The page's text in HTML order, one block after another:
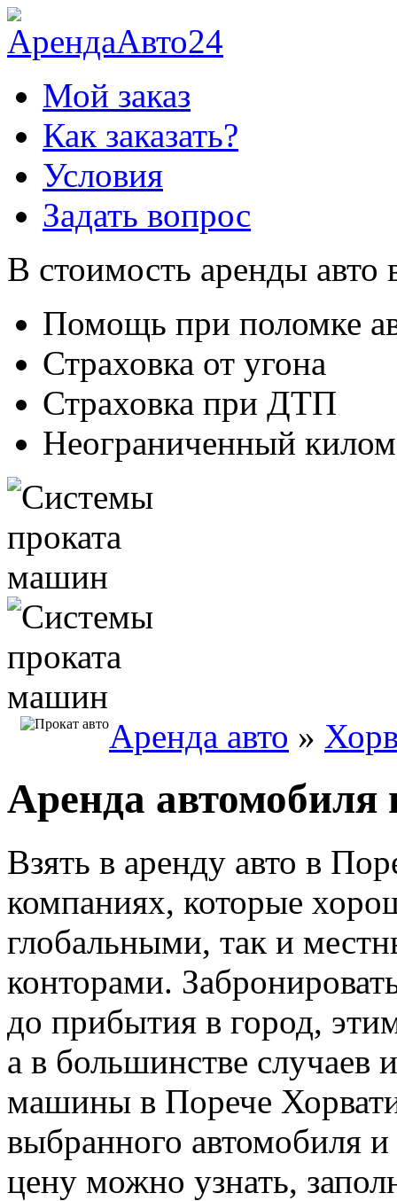
Мой заказ
Как заказать?
Условия
Задать вопрос
В стоимость аренды авто
Помощь при поломке
Страховка от угона
Страховка при ДТП
Неограниченный
Аренда авто »
Аренда автомобиля
Взять в аренду авто в
компаниях, которые
глобальными, так и
конторами.
до прибытия в город,
а в большинстве случаев
машины в Порече
выбранного автомобиля
цену можно узнать,